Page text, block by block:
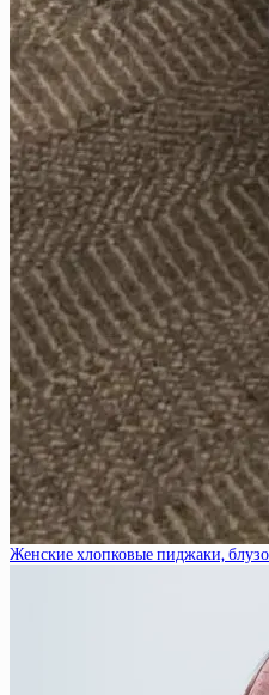
Женские хлопковые пиджаки,